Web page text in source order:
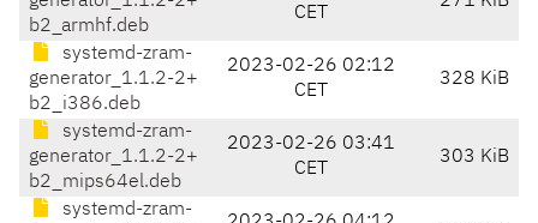
b2_armhf.deb
CET
systemd-zram-
generator_1.1.2-2+
b2_i386.deb
2023-02-26 02:12
CET
328 KiB
systemd-zram-
generator_1.1.2-2+
b2_mips64el.deb
2023-02-26 03:41
CET
303 KiB
systemd-zram-